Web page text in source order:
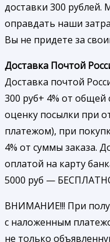
доставки 300 рублей.
оправдать наши
Вы не придете за
Доставка Почтой
Доставка почтой
300 руб+ 4% от общей
оценку посылки при
платежом), при
4% от суммы заказа.
оплатой на карту
5000 руб —
ВНИМАНИЕ!!! При
с наложенным
не только